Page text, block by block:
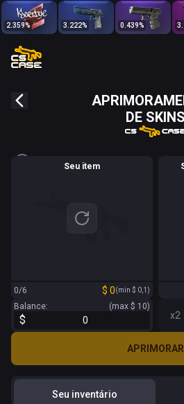
2.359% 3.222% 0.439%
DE SKINS
Seu item
0/6 $ 0(min $ 0 1 )
Balance: (max $ 10)
$ x2
APRIMORAR
Seu inventário